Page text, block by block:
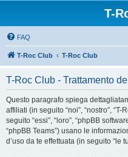
T-
FAQ
T-Roc Club T-Roc Club
T-Roc Club - Trattamento
Questo paragrafo spiega
affiliati (in seguito “noi”, “nostro”, “T-
seguito “essi”, “loro”, “phpBB
“phpBB Teams”) usano le
d’uso da te effettuata (in seguito “le